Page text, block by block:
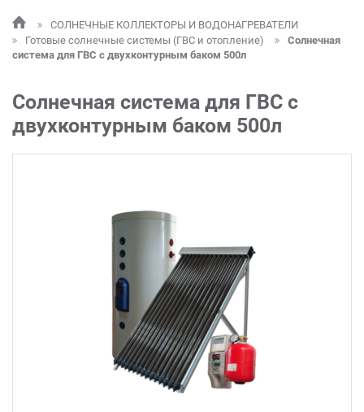
СОЛНЕЧНЫЕ КОЛЛЕКТОРЫ И ВОДОНАГРЕВАТЕЛИ
Готовые солнечные системы (ГВС и отопление)
Солнечная
система для ГВС с двухконтурным баком 500л
Солнечная система для ГВС с
двухконтурным баком 500л